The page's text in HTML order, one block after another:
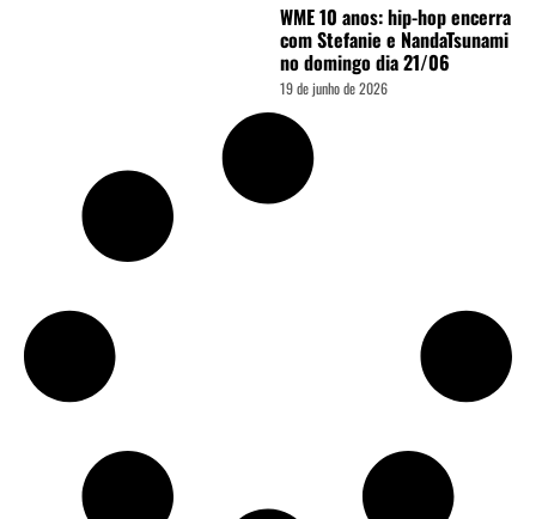
WME 10 anos: hip-hop encerra
com Stefanie e NandaTsunami
no domingo dia 21/06
19 de junho de 2026